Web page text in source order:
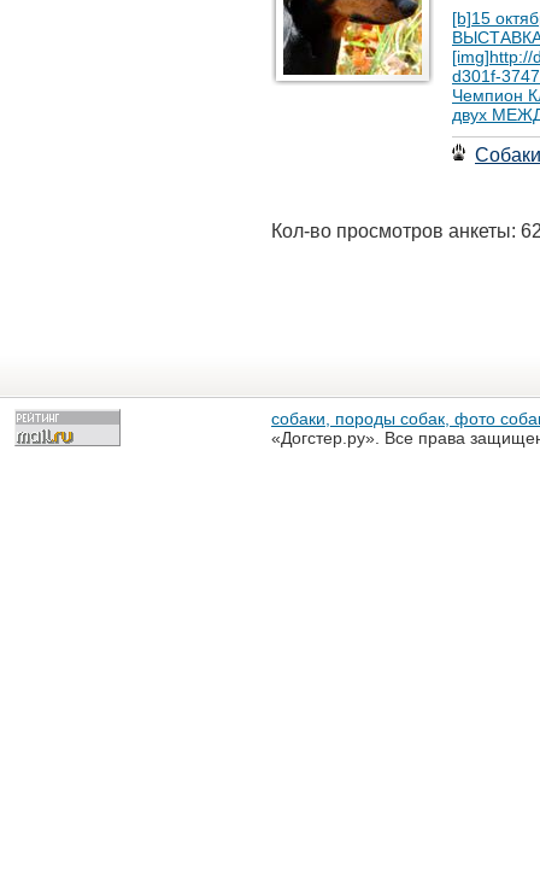
[b]15
[img]http://
d301f-
Чемпион
двух
Собаки
Кол-во просмотров анкеты:
собаки, породы собак, фото
«Догстер.ру». Все права